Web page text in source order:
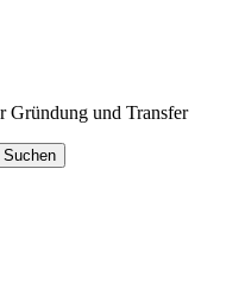
Suchen
Gründung und Transfer